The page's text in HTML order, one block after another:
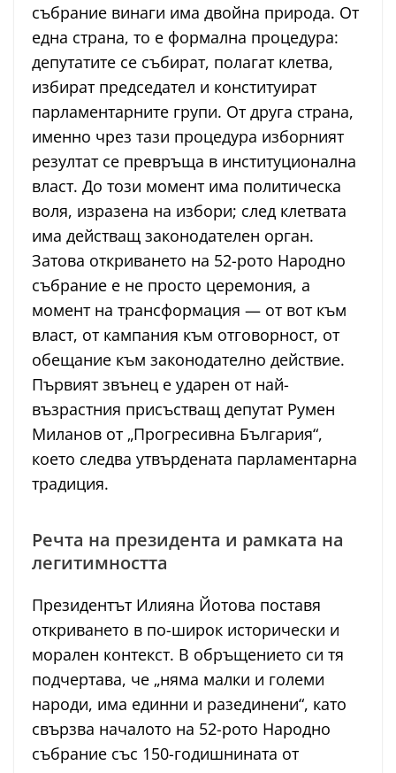
събрание винаги има двойна природа. От
една страна, то е формална процедура:
депутатите се събират, полагат клетва,
избират председател и конституират
парламентарните групи. От друга страна,
именно чрез тази процедура изборният
резултат се превръща в институционална
власт. До този момент има политическа
воля, изразена на избори; след клетвата
има действащ законодателен орган.
Затова откриването на 52-рото Народно
събрание е не просто церемония, а
момент на трансформация — от вот към
власт, от кампания към отговорност, от
обещание към законодателно действие.
Първият звънец е ударен от най-
възрастния присъстващ депутат Румен
Миланов от „Прогресивна България“,
което следва утвърдената парламентарна
традиция.
Речта на президента и рамката на
легитимността
Президентът Илияна Йотова поставя
откриването в по-широк исторически и
морален контекст. В обръщението си тя
подчертава, че „няма малки и големи
народи, има единни и разединени“, като
свързва началото на 52-рото Народно
събрание със 150-годишнината от